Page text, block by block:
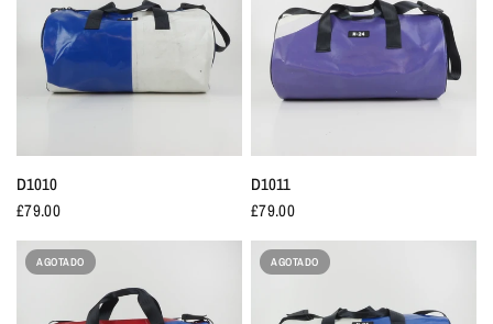
D1010
£79.00
D1011
£79.00
AGOTADO AGOTADO